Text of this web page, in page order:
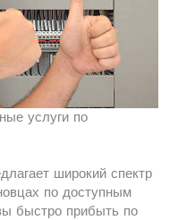
услуги по
широкий спектр
по доступным
быстро прибыть по